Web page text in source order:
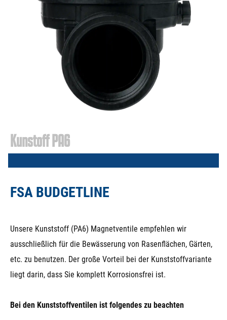
Kunstoff PA6
FSA BUDGETLINE
Unsere Kunststoff (PA6) Magnetventile empfehlen wir
ausschließlich für die Bewässerung von Rasenflächen, Gärten,
etc. zu benutzen. Der große Vorteil bei der Kunststoffvariante
liegt darin, dass Sie komplett Korrosionsfrei ist.
Bei den Kunststoffventilen ist folgendes zu beachten